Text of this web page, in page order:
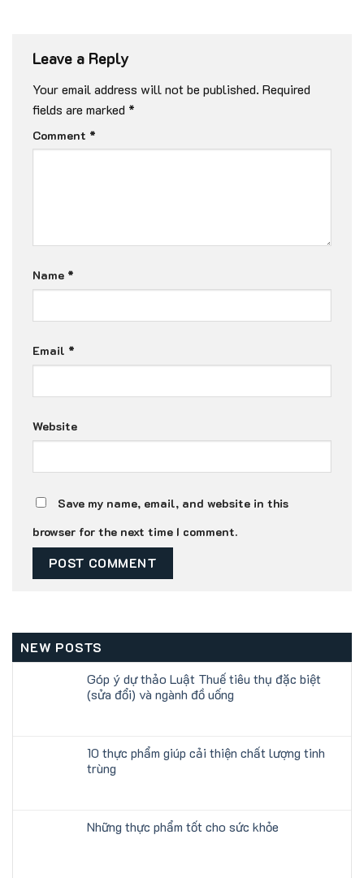
Leave a Reply
Your email address will not be published. Required
fields are marked *
Comment *
Name *
Email *
Website
Save my name, email, and website in this
browser for the next time I comment.
NEW POSTS
Góp ý dự thảo Luật Thuế tiêu thụ đặc biệt
(sửa đổi) và ngành đồ uống
10 thực phẩm giúp cải thiện chất lượng tinh
trùng
Những thực phẩm tốt cho sức khỏe